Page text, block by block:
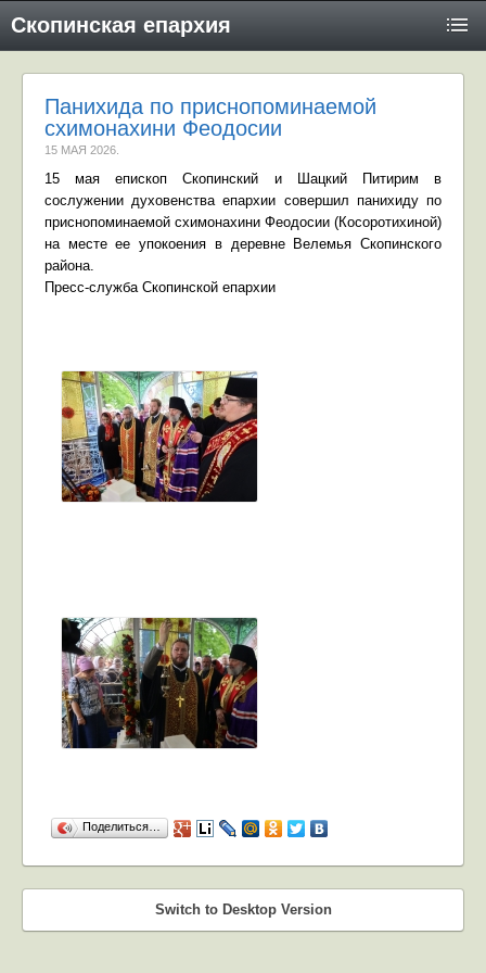
Скопинская епархия
Панихида по приснопоминаемой
схимонахини Феодосии
15 МАЯ 2026
15 мая епископ Скопинский и Шацкий Питирим в
сослужении духовенства епархии совершил панихиду по
приснопоминаемой схимонахини Феодосии (Косоротихиной)
на месте ее упокоения в деревне Велемья Скопинского
района.
Пресс-служба Скопинской епархии
Поделиться…
Switch to Desktop Version